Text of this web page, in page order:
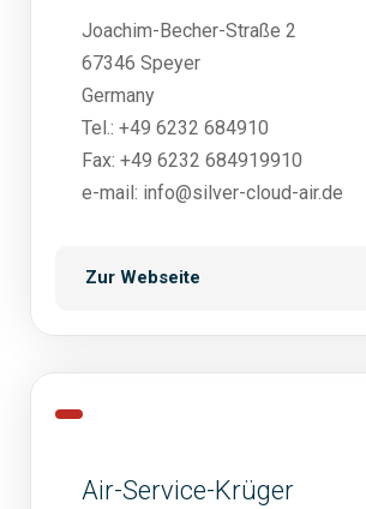
Joachim-Becher-Straße 2
67346 Speyer
Germany
Tel.: +49 6232 684910
Fax: +49 6232 684919910
e-mail: info@silver-cloud-air.de
Zur Webseite
Air-Service-Krüger